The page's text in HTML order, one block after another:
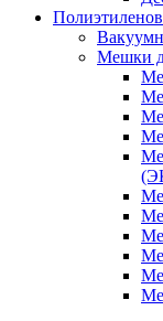
Мешки